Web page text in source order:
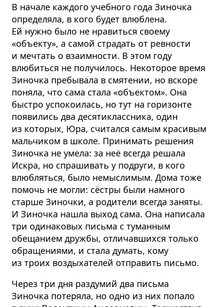
В начале каждого учебного года Зиночка
определяла, в кого будет влюблена.
Ей нужно было не нравиться своему
«объекту», а самой страдать от ревности
и мечтать о взаимности. В этом году
влюбиться не получилось. Некоторое время
Зиночка пребывала в смятении, но вскоре
поняла, что сама стала «объектом». Она
быстро успокоилась, но тут на горизонте
появились два десятиклассника, один
из которых, Юра, считался самым красивым
мальчиком в школе. Принимать решения
Зиночка не умела: за неё всегда решала
Искра, но спрашивать у подруги, в кого
влюбляться, было немыслимым. Дома тоже
помочь не могли: сёстры были намного
старше Зиночки, а родители всегда заняты.
И Зиночка нашла выход сама. Она написала
три одинаковых письма с туманным
обещанием дружбы, отличавшихся только
обращениями, и стала думать, кому
из троих воздыхателей отправить письмо.
Через три дня раздумий два письма
Зиночка потеряла, но одно из них попало